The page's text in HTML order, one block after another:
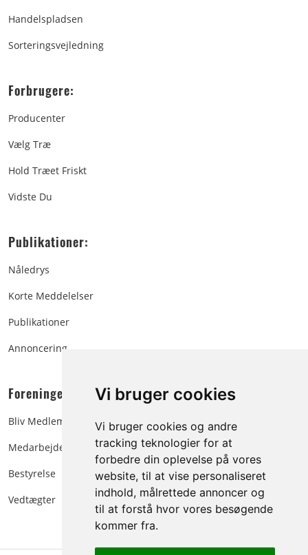
Vi bruger cookies
Vi bruger cookies og andre
tracking teknologier for at
forbedre din oplevelse på vores
website, til at vise personaliseret
indhold, målrettede annoncer og
til at forstå hvor vores besøgende
kommer fra.
Handelspladsen
Sorteringsvejledning
Forbrugere:
Producenter
Vælg Træ
Hold Træet Friskt
Vidste Du
Publikationer:
Nåledrys
Korte Meddelelser
Publikationer
Annoncering
Foreningen:
Bliv Medlem
Medarbejdere
Bestyrelse
Vedtægter